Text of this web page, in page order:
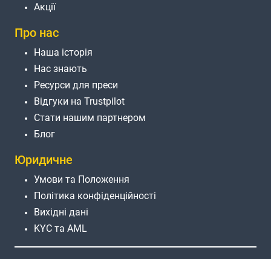
Акції
Про нас
Наша історія
Нас знають
Ресурси для преси
Відгуки на Trustpilot
Стати нашим партнером
Блог
Юридичне
Умови та Положення
Політика конфіденційності
Вихідні дані
KYC та AML